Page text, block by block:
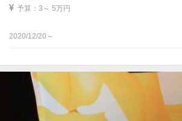
予算：3～ 5万円
2020/12/20～